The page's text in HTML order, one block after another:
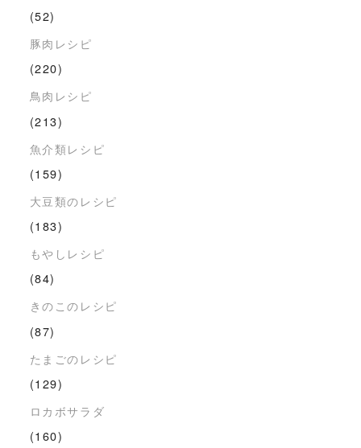
(52)
豚肉レシピ
(220)
鳥肉レシピ
(213)
魚介類レシピ
(159)
大豆類のレシピ
(183)
もやしレシピ
(84)
きのこのレシピ
(87)
たまごのレシピ
(129)
ロカボサラダ
(160)